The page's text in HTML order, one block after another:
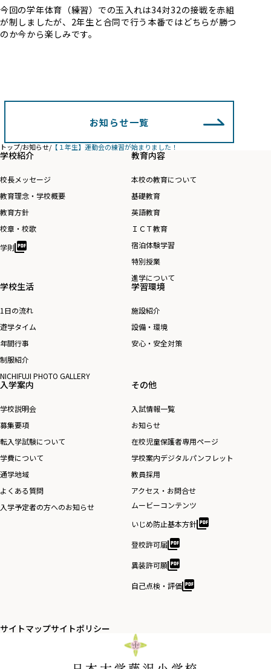
今回の学年体育（練習）での玉入れは34対32の接戦を赤組
が制しましたが、2年生と合同で行う本番ではどちらが勝つ
のか今から楽しみです。
お知らせ一覧
トップ/お知らせ/ 【１年生】運動会の練習が始まりました！
学校紹介
校長メッセージ
教育理念・学校概要
教育方針
校章・校歌
学則
教育内容
本校の教育について
基礎教育
英語教育
ＩＣＴ教育
宿泊体験学習
特別授業
進学について
学校生活
1日の流れ
遊学タイム
年間行事
制服紹介
NICHIFUJI PHOTO GALLERY
学習環境
施設紹介
設備・環境
安心・安全対策
入学案内
学校説明会
募集要項
転入学試験について
学費について
通学地域
よくある質問
入学予定者の方へのお知らせ
その他
入試情報一覧
お知らせ
在校児童保護者専用ページ
学校案内デジタルパンフレット
教員採用
アクセス・お問合せ
ムービーコンテンツ
いじめ防止基本方針
登校許可届
異装許可願
自己点検・評価
サイトマップサイトポリシー